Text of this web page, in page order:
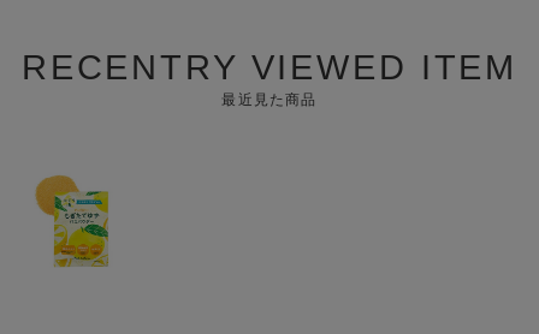
RECENTRY VIEWED ITEM
最近見た商品